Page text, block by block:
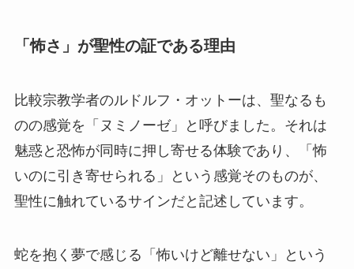
「怖さ」が聖性の証である理由
比較宗教学者のルドルフ・オットーは、聖なるも
のの感覚を「ヌミノーゼ」と呼びました。それは
魅惑と恐怖が同時に押し寄せる体験であり、「怖
いのに引き寄せられる」という感覚そのものが、
聖性に触れているサインだと記述しています。
蛇を抱く夢で感じる「怖いけど離せない」という